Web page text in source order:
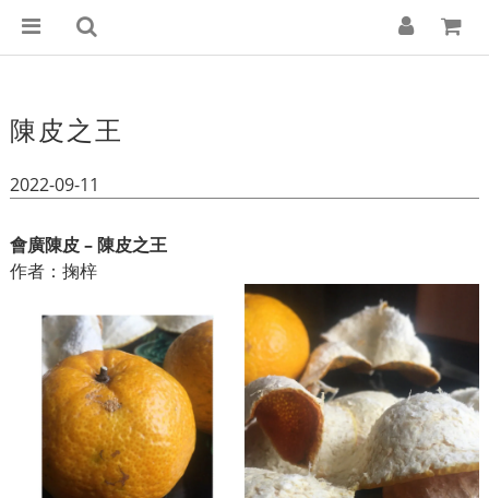
陳皮之王
2022-09-11
會廣陳皮 – 陳皮之王
作者：掬梓